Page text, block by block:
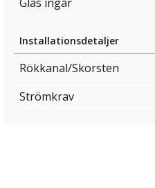
Installationsdetaljer
Rökkanal/Skorsten
Strömkrav